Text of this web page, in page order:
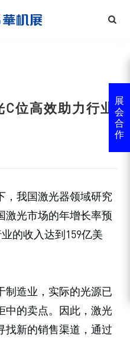
位高效助力行业
，我国激光器领域研究
激光市场的年增长率预
的收入达到159亿美
制造业，实际的光源已
中的卖点。因此，激光
找新的销售渠道，通过
展
会
合
作